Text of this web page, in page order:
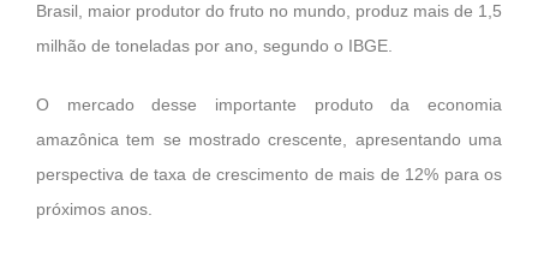
Brasil, maior produtor do fruto no mundo, produz mais de 1,5
milhão de toneladas por ano, segundo o IBGE.
O mercado desse importante produto da economia
amazônica tem se mostrado crescente, apresentando uma
perspectiva de taxa de crescimento de mais de 12% para os
próximos anos.